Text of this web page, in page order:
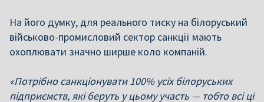
На його думку, для реального тиску на білоруський
військово-промисловий сектор санкції мають
охоплювати значно ширше коло компаній.
«Потрібно санкціонувати 100% усіх білоруських
підприємств, які беруть у цьому участь — тобто всі ці